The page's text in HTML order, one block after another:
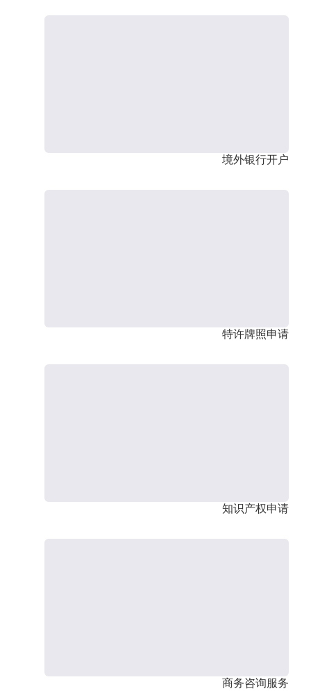
境外银行开户
特许牌照申请
知识产权申请
商务咨询服务